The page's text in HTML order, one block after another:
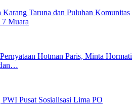
Taruna dan Puluhan Komunitas
Muara
Hotman Paris, Minta Hormati
Pusat Sosialisasi Lima PO